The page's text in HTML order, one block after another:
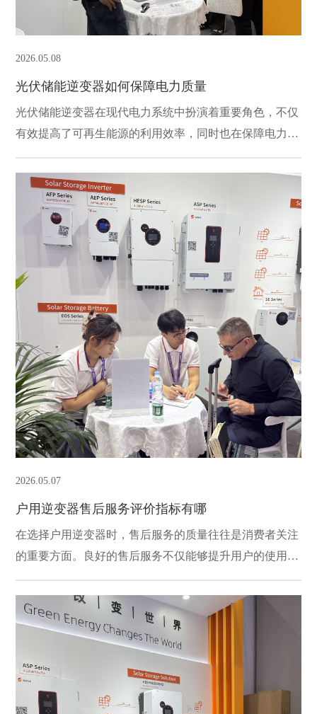
2026.05.08
光伏储能逆变器如何保障电力质量
光伏储能逆变器在现代电力系统中扮演着重要角色，不仅
有效提高了可再生能源的利用效率，同时也在保障电力质
量方面发挥了关键作用。电力质量是指电力系统中电压、
电流和频率等参数的稳定程度，直接影响到电气设备的正
常运行和用户的用电体验。为了理解光伏储能逆变器如何
保障电力质量，有必要探讨其功能和技术。
2026.05.07
户用逆变器售后服务评价指标有哪
在选择户用逆变器时，售后服务的质量往往是消费者关注
的重要方面。良好的售后服务不仅能够提升用户的使用体
验，还能在逆变器出现故障时提供必要的支持。下面，我
们将探讨一些关键的售后服务评价指标，帮助消费者更好
地评估户用逆变器的服务质量。